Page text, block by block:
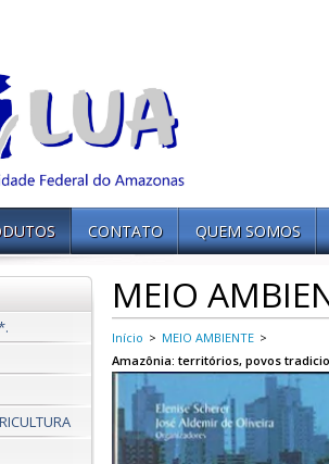
CONTATO QUEM SOMOS
MEIO
Início > MEIO AMBIENTE >
Amazônia: territórios, povos